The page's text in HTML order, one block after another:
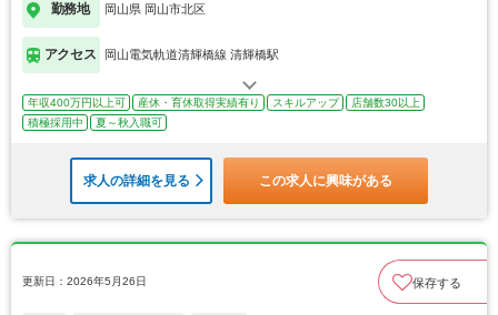
勤務地 岡山県 岡山市北区
アクセス 岡山電気軌道清輝橋線 清輝橋駅
年収400万円以上可 産休・育休取得実績有り スキルアップ
店舗数30以上
積極採用中
夏～秋入職可
求人の詳細を見る この求人に興味がある
更新日：2026年5月26日 保存する